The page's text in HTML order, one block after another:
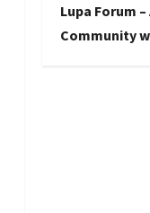
Lupa Forum
Community